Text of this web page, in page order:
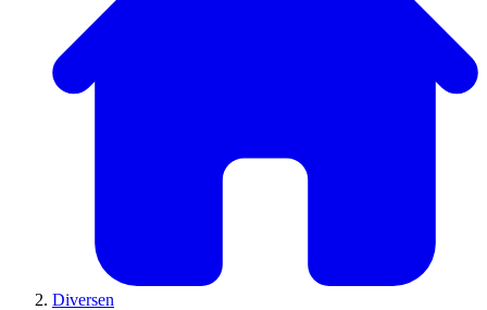
Diversen